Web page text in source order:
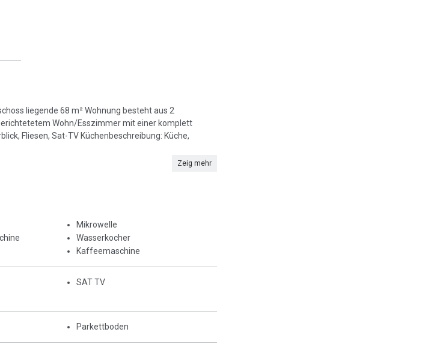
liegende 68 m² Wohnung besteht aus 2
Wohn/Esszimmer mit einer komplett
Fliesen, Sat-TV Küchenbeschreibung: Küche,
Zeig mehr
Mikrowelle
Wasserkocher
Kaffeemaschine
SAT TV
Parkettboden